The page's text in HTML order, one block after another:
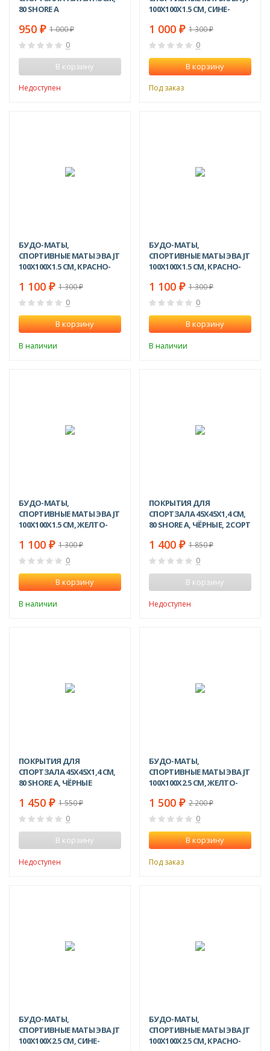
80 SHORE A
950 ₽ 1 000₽
0
В корзину
Недоступен
100Х100X1.5 СМ, СИНЕ-
1 000 ₽ 1 300₽
0
В корзину
Под заказ
БУДО-МАТЫ,
СПОРТИВНЫЕ МАТЫ ЭВА JT
100Х100X1.5 СМ, КРАСНО-
1 100 ₽ 1 300₽
0
В корзину
В наличии
БУДО-МАТЫ,
СПОРТИВНЫЕ МАТЫ ЭВА JT
100Х100X1.5 СМ, КРАСНО-
1 100 ₽ 1 300₽
0
В корзину
В наличии
БУДО-МАТЫ,
СПОРТИВНЫЕ МАТЫ ЭВА JT
100Х100X1.5 СМ, ЖЕЛТО-
1 100 ₽ 1 300₽
0
В корзину
В наличии
ПОКРЫТИЯ ДЛЯ
СПОРТЗАЛА 45Х45X1,4 СМ,
80 SHORE A, ЧЁРНЫЕ, 2 СОРТ
1 400 ₽ 1 850₽
0
В корзину
Недоступен
ПОКРЫТИЯ ДЛЯ
СПОРТЗАЛА 45Х45X1,4 СМ,
80 SHORE A, ЧЁРНЫЕ
1 450 ₽ 1 550₽
0
В корзину
Недоступен
БУДО-МАТЫ,
СПОРТИВНЫЕ МАТЫ ЭВА JT
100Х100X2.5 СМ, ЖЕЛТО-
1 500 ₽ 2 200₽
0
В корзину
Под заказ
БУДО-МАТЫ,
СПОРТИВНЫЕ МАТЫ ЭВА JT
100Х100X2.5 СМ, СИНЕ-
БУДО-МАТЫ,
СПОРТИВНЫЕ МАТЫ ЭВА JT
100Х100X2.5 СМ, КРАСНО-